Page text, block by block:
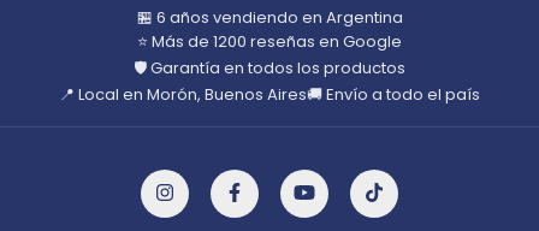
🏪 6 años vendiendo en Argentina
⭐ Más de 1200 reseñas en Google
🛡️ Garantía en todos los productos
📍 Local en Morón, Buenos Aires🚚 Envío a todo el país